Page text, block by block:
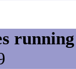
running